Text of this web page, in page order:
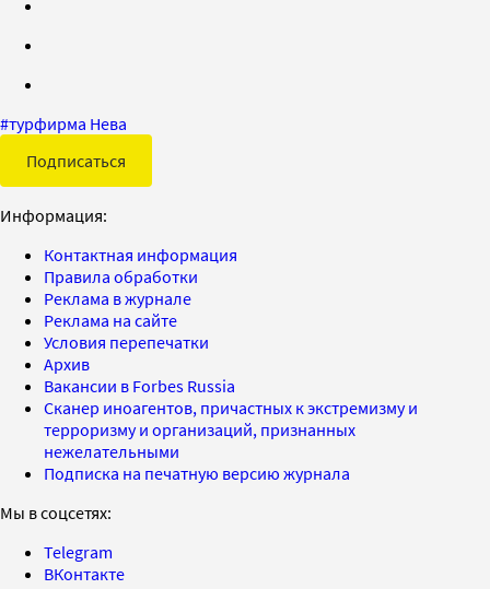
#турфирма Нева
Подписаться
Информация:
Контактная информация
Правила обработки
Реклама в журнале
Реклама на сайте
Условия перепечатки
Архив
Вакансии в Forbes Russia
Сканер иноагентов, причастных к экстремизму и
терроризму и организаций, признанных
нежелательными
Подписка на печатную версию журнала
Мы в соцсетях:
Telegram
ВКонтакте